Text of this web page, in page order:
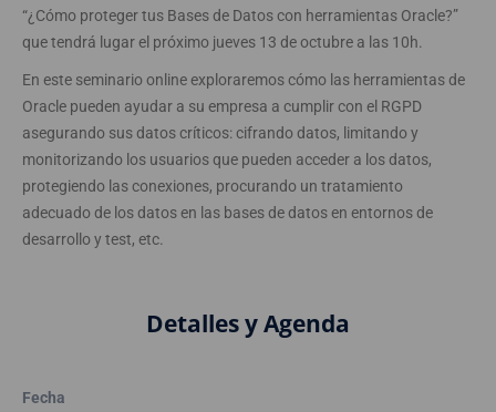
“¿Cómo proteger tus Bases de Datos con herramientas Oracle?”
que tendrá lugar el próximo jueves 13 de octubre a las 10h.
En este seminario online exploraremos cómo las herramientas de
Oracle pueden ayudar a su empresa a cumplir con el RGPD
asegurando sus datos críticos: cifrando datos, limitando y
monitorizando los usuarios que pueden acceder a los datos,
protegiendo las conexiones, procurando un tratamiento
adecuado de los datos en las bases de datos en entornos de
desarrollo y test, etc.
Detalles y Agenda
Fecha